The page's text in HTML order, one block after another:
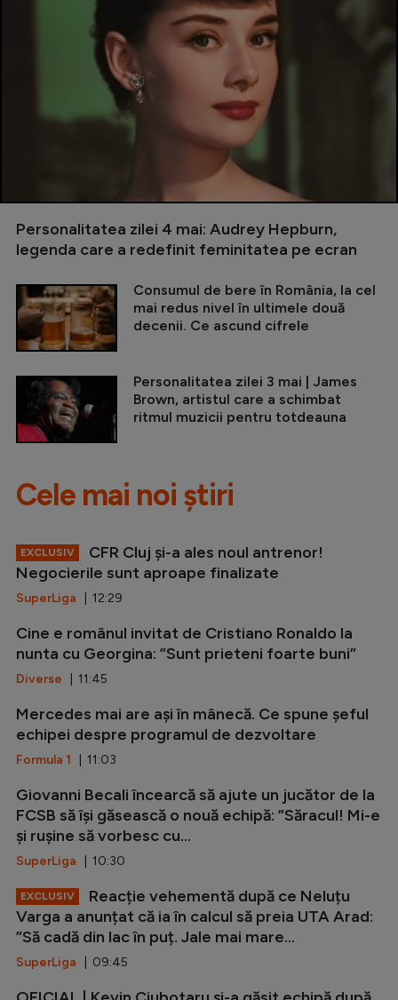
Personalitatea zilei 4 mai: Audrey Hepburn,
legenda care a redefinit feminitatea pe ecran
Consumul de bere în România, la cel
mai redus nivel în ultimele două
decenii. Ce ascund cifrele
Personalitatea zilei 3 mai | James
Brown, artistul care a schimbat
ritmul muzicii pentru totdeauna
Cele mai noi știri
EXCLUSIV
CFR Cluj și-a ales noul antrenor!
Negocierile sunt aproape finalizate
SuperLiga | 12:29
Cine e românul invitat de Cristiano Ronaldo la
nunta cu Georgina: ”Sunt prieteni foarte buni”
Diverse | 11:45
Mercedes mai are ași în mânecă. Ce spune șeful
echipei despre programul de dezvoltare
Formula 1 | 11:03
Giovanni Becali încearcă să ajute un jucător de la
FCSB să își găsească o nouă echipă: ”Săracul! Mi-e
și rușine să vorbesc cu...
SuperLiga | 10:30
EXCLUSIV
Reacție vehementă după ce Neluțu
Varga a anunțat că ia în calcul să preia UTA Arad:
”Să cadă din lac în puț. Jale mai mare...
SuperLiga | 09:45